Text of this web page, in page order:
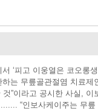
‘피고 이웅열은 코오
는 무릎골관절염 치료
”이라고 공시한 사실,
“인보사케이주는 무